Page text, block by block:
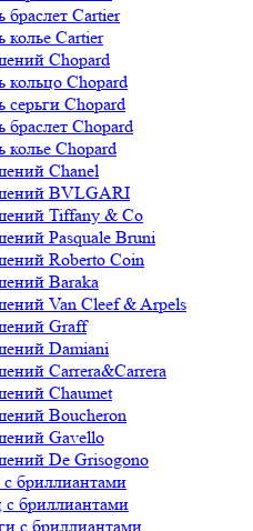
браслет Cartier
колье Cartier
Chopard
кольцо Chopard
серьги Chopard
браслет Chopard
колье Chopard
Chanel
BVLGARI
Tiffany & Co
Pasquale Bruni
Roberto Coin
Baraka
Van Cleef & Arpels
Graff
Damiani
Carrera&Carrera
Chaumet
Boucheron
Gavello
De Grisogono
бриллиантами
с бриллиантами
с бриллиантами